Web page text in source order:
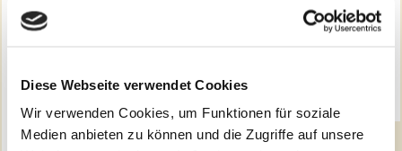
Diese Webseite verwendet Cookies
Wir verwenden Cookies, um Funktionen für soziale
Medien anbieten zu können und die Zugriffe auf unsere
Schweißtreibend –
die Haut
Weiterlesen